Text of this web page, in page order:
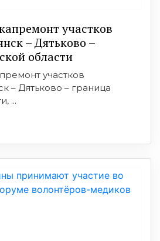
участков
– Дятьково –
области
участков
– Дятьково – граница
...